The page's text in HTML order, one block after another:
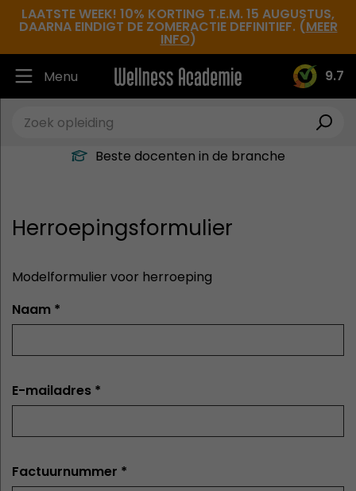
LAATSTE WEEK! 10% KORTING T.E.M. 15 AUGUSTUS,
DAARNA EINDIGT DE ZOMERACTIE DEFINITIEF. (MEER
INFO)
9.7
Menu
Herroepingsformulier
Modelformulier voor herroeping
Naam *
E-mailadres *
Factuurnummer *